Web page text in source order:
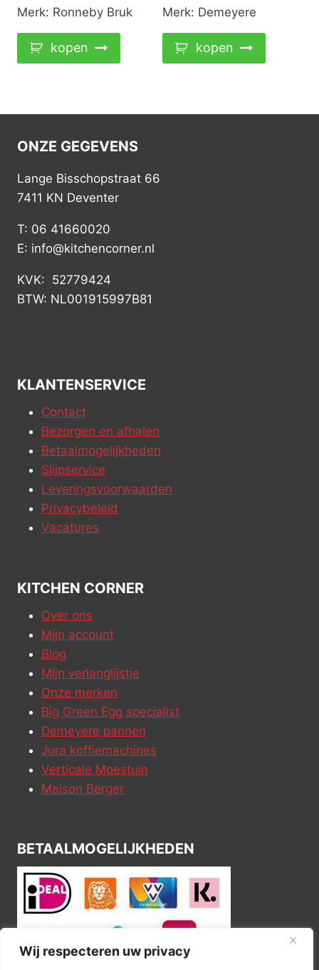
Wij respecteren uw privacy
Merk: Ronneby Bruk
kopen
Merk: Demeyere
kopen
ONZE GEGEVENS
Lange Bisschopstraat 66
7411 KN Deventer
T: 06 41660020
E: info@kitchencorner.nl
KVK: 52779424
BTW: NL001915997B81
KLANTENSERVICE
Contact
Bezorgen en afhalen
Betaalmogelijkheden
Slijpservice
Leveringsvoorwaarden
Privacybeleid
Vacatures
KITCHEN CORNER
Over ons
Mijn account
Blog
Mijn verlanglijstje
Onze merken
Big Green Egg specialist
Demeyere pannen
Jura koffiemachines
Verticale Moestuin
Maison Berger
BETAALMOGELIJKHEDEN